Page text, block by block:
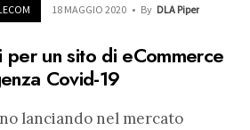
18 MAGGIO 2020 • By DLA Piper
un sito di eCommerce
Covid-19
lanciando nel mercato